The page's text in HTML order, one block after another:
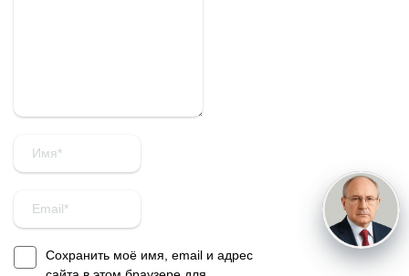
Сохранить моё имя, email и адрес